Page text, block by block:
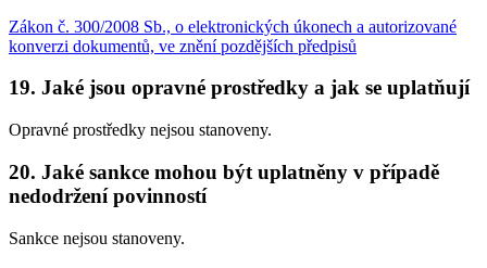
Zákon č. 300/2008 Sb., o elektronických úkonech a autorizované
konverzi dokumentů, ve znění pozdějších předpisů
19. Jaké jsou opravné prostředky a jak se uplatňují
Opravné prostředky nejsou stanoveny.
20. Jaké sankce mohou být uplatněny v případě
nedodržení povinností
Sankce nejsou stanoveny.